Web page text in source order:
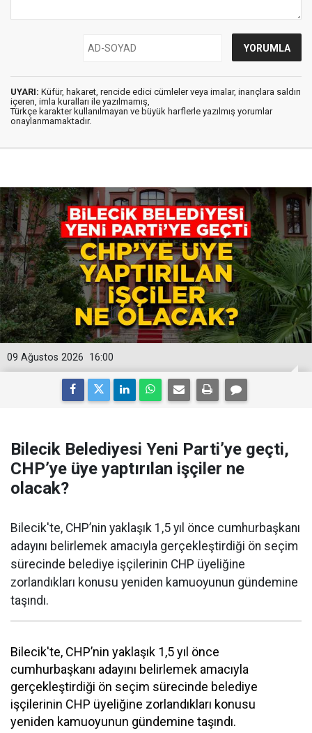
UYARI: Küfür, hakaret, rencide edici cümleler veya imalar, inançlara saldırı
içeren, imla kuralları ile yazılmamış,
Türkçe karakter kullanılmayan ve büyük harflerle yazılmış yorumlar
onaylanmamaktadır.
16:00
09 Ağustos 2026
Bilecik Belediyesi Yeni Parti’ye geçti,
CHP’ye üye yaptırılan işçiler ne
olacak?
Bilecik'te, CHP’nin yaklaşık 1,5 yıl önce cumhurbaşkanı
adayını belirlemek amacıyla gerçekleştirdiği ön seçim
sürecinde belediye işçilerinin CHP üyeliğine
zorlandıkları konusu yeniden kamuoyunun gündemine
taşındı.
Bilecik'te, CHP’nin yaklaşık 1,5 yıl önce
cumhurbaşkanı adayını belirlemek amacıyla
gerçekleştirdiği ön seçim sürecinde belediye
işçilerinin CHP üyeliğine zorlandıkları konusu
yeniden kamuoyunun gündemine taşındı.